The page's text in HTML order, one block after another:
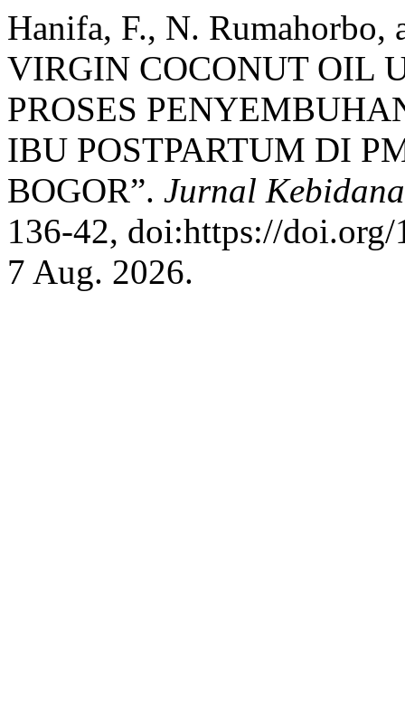
Hanifa, F., N.
VIRGIN COCONUT OIL
PROSES
IBU POSTPARTUM DI
BOGOR”. Jurnal
136-42, doi:https://
7 Aug. 2026.